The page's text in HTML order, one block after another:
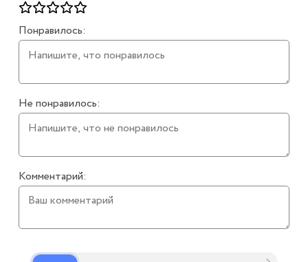
Понравилось:
Не понравилось:
Комментарий: